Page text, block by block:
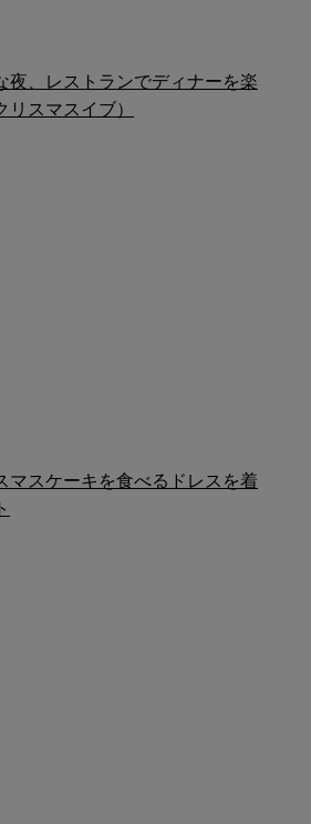
夜、レストランでディナーを楽
リスマスイブ）
マスケーキを食べるドレスを着